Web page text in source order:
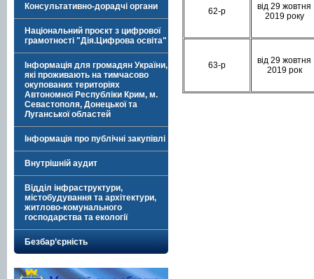
Консультативно-дорадчі органи
Національний проєкт з цифрової
грамотності "Дія.Цифрова освіта"
Інформація для громадян України,
які проживають на тимчасово
окупованих територіях
Автономної Республіки Крим, м.
Севастополя, Донецької та
Луганської областей
Інформація про публічні закупівлі
Внутрішній аудит
Відділ інфраструктури,
містобудування та архітектури,
житлово-комунального
господарства та екології
Безбар’єрність
62-р
від 29 жовтня
2019 року
63-р
від 29 жовтня
2019 рок